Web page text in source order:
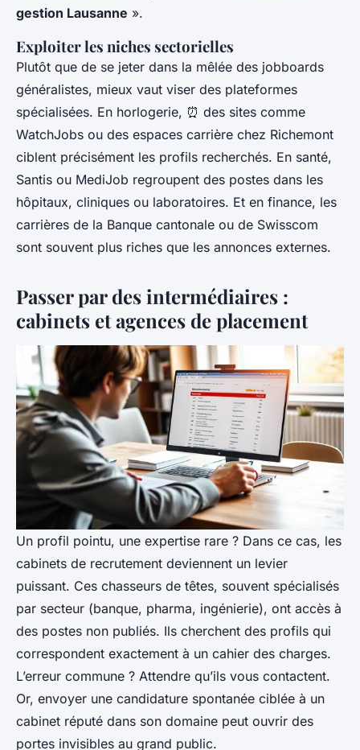
gestion Lausanne ».
Exploiter les niches sectorielles
Plutôt que de se jeter dans la mêlée des jobboards
généralistes, mieux vaut viser des plateformes
spécialisées. En horlogerie, ⏰ des sites comme
WatchJobs ou des espaces carrière chez Richemont
ciblent précisément les profils recherchés. En santé,
Santis ou MediJob regroupent des postes dans les
hôpitaux, cliniques ou laboratoires. Et en finance, les
carrières de la Banque cantonale ou de Swisscom
sont souvent plus riches que les annonces externes.
Passer par des intermédiaires :
cabinets et agences de placement
Un profil pointu, une expertise rare ? Dans ce cas, les
cabinets de recrutement deviennent un levier
puissant. Ces chasseurs de têtes, souvent spécialisés
par secteur (banque, pharma, ingénierie), ont accès à
des postes non publiés. Ils cherchent des profils qui
correspondent exactement à un cahier des charges.
L’erreur commune ? Attendre qu’ils vous contactent.
Or, envoyer une candidature spontanée ciblée à un
cabinet réputé dans son domaine peut ouvrir des
portes invisibles au grand public.